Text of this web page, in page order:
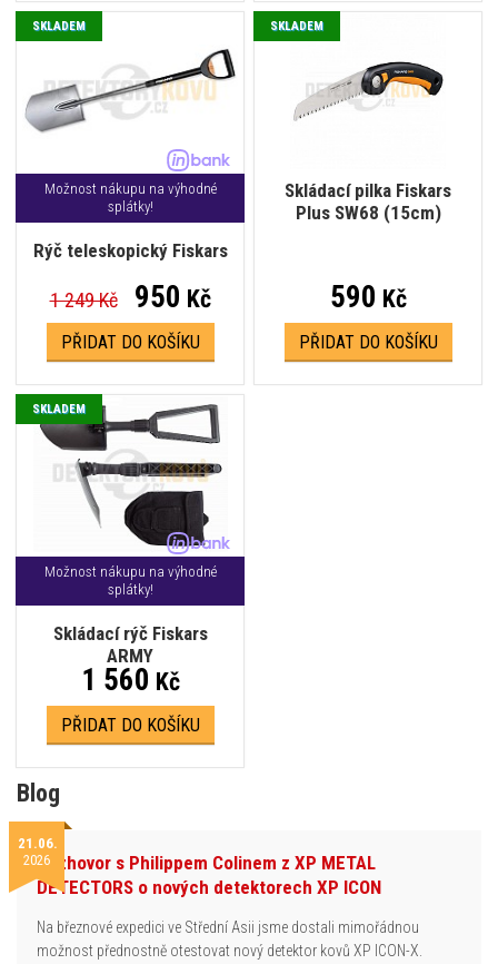
Možnost nákupu na výhodné
splátky!
Rýč teleskopický Fiskars
SKLADEM
1 249 Kč 950 Kč
PŘIDAT DO KOŠÍKU
Skládací pilka Fiskars
Plus SW68 (15cm)
SKLADEM
590 Kč
PŘIDAT DO KOŠÍKU
Možnost nákupu na výhodné
splátky!
Skládací rýč Fiskars
ARMY
SKLADEM
1 560 Kč
PŘIDAT DO KOŠÍKU
Blog
21.06.
2026Rozhovor s Philippem Colinem z XP METAL
DETECTORS o nových detektorech XP ICON
Na březnové expedici ve Střední Asii jsme dostali mimořádnou
možnost přednostně otestovat nový detektor kovů XP ICON-X.